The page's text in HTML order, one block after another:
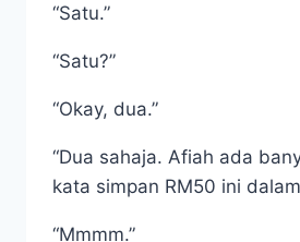
“Satu.”
“Satu?”
“Okay, dua.”
“Dua sahaja. Afiah ada
kata simpan RM50 ini
“Mmmm.”